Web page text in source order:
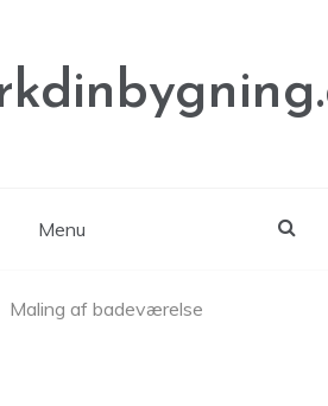
Menu
Maling af badeværelse